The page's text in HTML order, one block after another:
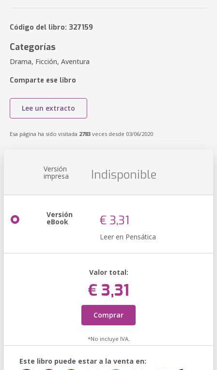
Código del libro: 327159
Categorías
Drama, Ficción, Aventura
Comparte ese libro
Lee un extracto
Esa página ha sido visitada 2783 veces desde 03/06/2020
Versión
impresa Indisponible
Versión
eBook € 3,31
Leer en Pensática
Valor total:
€ 3,31
Comprar
*No incluye IVA.
Este libro puede estar a la venta en: